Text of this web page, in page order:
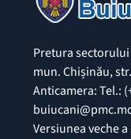
Pretura
mun. Chișinău,
Anticamera: Tel.:
Versiunea veche